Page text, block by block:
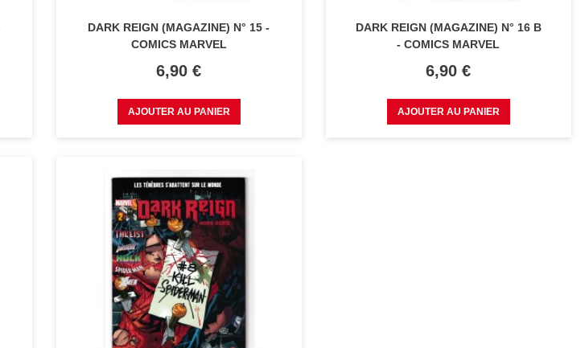
DARK REIGN (MAGAZINE) N° 15 -
COMICS MARVEL
Prix
6,90 €
AJOUTER AU PANIER
DARK REIGN (MAGAZINE) N° 16 B
- COMICS MARVEL
Prix
6,90 €
AJOUTER AU PANIER